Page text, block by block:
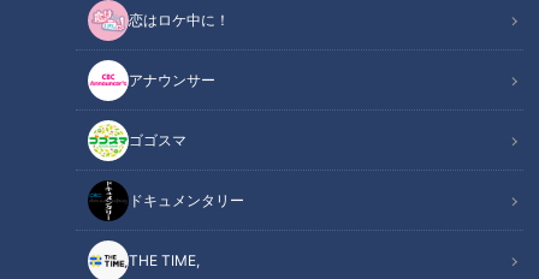
恋はロケ中に！
アナウンサー
ゴゴスマ
ドキュメンタリー
THE TIME,
記事に戻る
この記事を見たあなたへのおすすめ